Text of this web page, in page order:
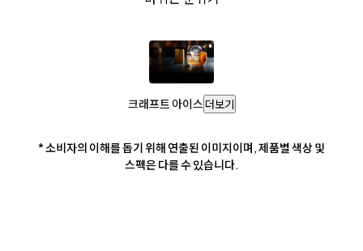
크래프트 아이스 더보기
* 소비자의 이해를 돕기 위해 연출된 이미지이며, 제품별 색상 및
스펙은 다를 수 있습니다.